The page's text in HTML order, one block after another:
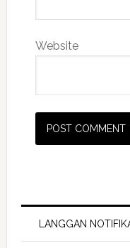
Website
Primary
Sidebar
LANGGAN